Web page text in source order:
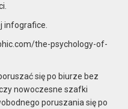
infografice.
the-psychology-of-
się po biurze bez
nowoczesne szafki
poruszania się po